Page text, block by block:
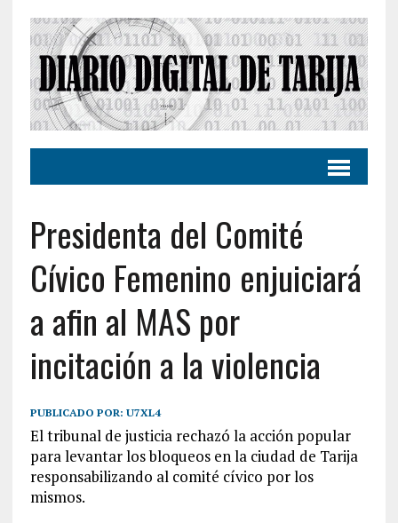
Presidenta del Comité
Cívico Femenino enjuiciará
a afin al MAS por
incitación a la violencia
PUBLICADO POR: U7XL4
El tribunal de justicia rechazó la acción popular
para levantar los bloqueos en la ciudad de Tarija
responsabilizando al comité cívico por los
mismos.